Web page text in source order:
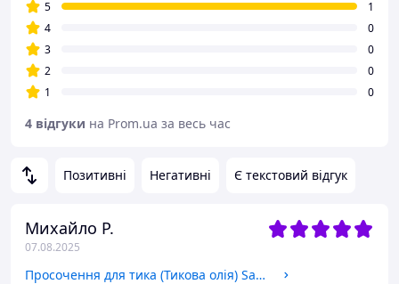
Позитивні Негативні Є текстовий відгук
Михайло Р.
07.08.2025
Просочення для тика (Тикова олія) Sadira Teak Treatment 3, 1 л
5
1
4
0
3
0
2
0
1
0
4 відгуки на Prom.ua за весь час